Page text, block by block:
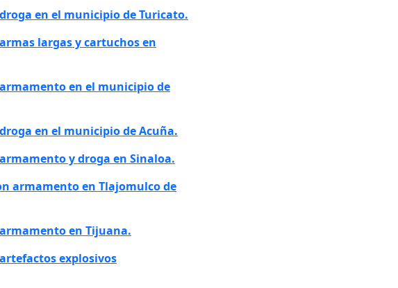
en el municipio de Turicato.
largas y cartuchos en
en el municipio de
en el municipio de Acuña.
y droga en Sinaloa.
armamento en Tlajomulco de
en Tijuana.
explosivos